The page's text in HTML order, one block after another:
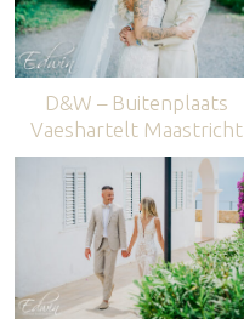
D&W – Buitenplaats
Vaeshartelt Maastricht